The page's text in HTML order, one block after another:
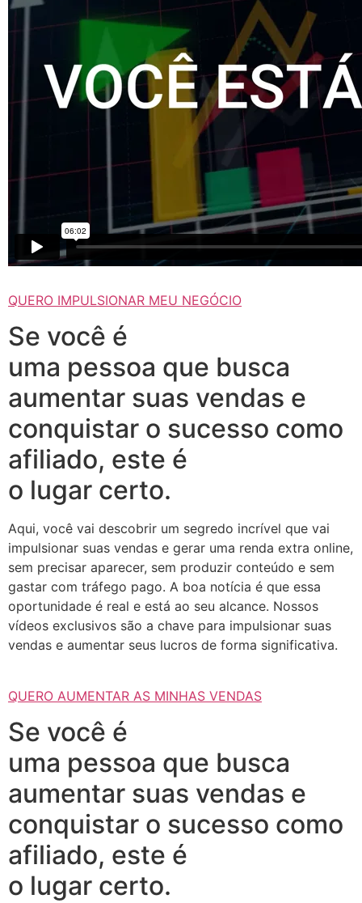
QUERO IMPULSIONAR MEU NEGÓCIO
Se você é
uma pessoa que busca
aumentar suas vendas e
conquistar o sucesso como
afiliado, este é
o lugar certo.
Aqui, você vai descobrir um segredo incrível que vai
impulsionar suas vendas e gerar uma renda extra online,
sem precisar aparecer, sem produzir conteúdo e sem
gastar com tráfego pago. A boa notícia é que essa
oportunidade é real e está ao seu alcance. Nossos
vídeos exclusivos são a chave para impulsionar suas
vendas e aumentar seus lucros de forma significativa.
QUERO AUMENTAR AS MINHAS VENDAS
Se você é
uma pessoa que busca
aumentar suas vendas e
conquistar o sucesso como
afiliado, este é
o lugar certo.